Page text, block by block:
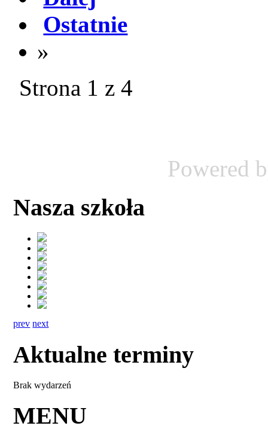
Ostatnie
»
Strona 1 z 4
Powered
Nasza szkoła
prev next
Aktualne terminy
Brak wydarzeń
MENU